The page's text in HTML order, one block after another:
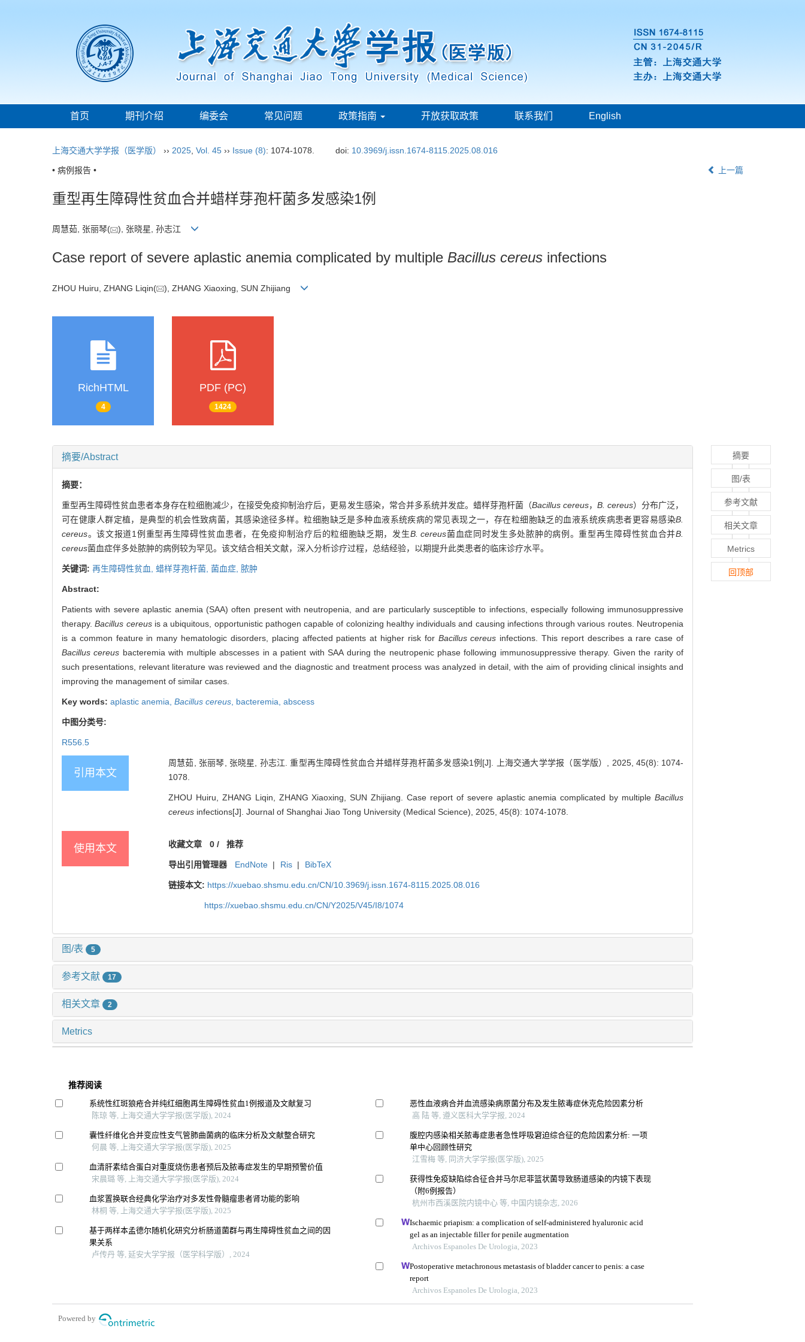
首页 期刊介绍 编委会 常见问题 政策指南 开放获取政策 联系我们 English
上海交通大学学报（医学版） ›› 2025 Vol. 45 ›› Issue (8): 1074-1078. doi: 10.3969/j.issn.1674-8115.2025.08.016
• 病例报告 • 上一篇
重型再生障碍性贫血合并蜡样芽孢杆菌多发感染1例
周慧茹, 张丽琴( ), 张晓星, 孙志江
Case report of severe aplastic anemia complicated by multiple Bacillus cereus infections
ZHOU Huiru, ZHANG Liqin( ), ZHANG Xiaoxing, SUN Zhijiang
RichHTML
4
PDF (PC)
1424
摘要/Abstract
摘要：
重型再生障碍性贫血患者本身存在粒细胞减少，在接受免疫抑制治疗后，更易发生感染，常合并多系统并发症。蜡样芽孢杆菌（Bacillus cereus， B. cereus）分布广泛，
可在健康人群定植，是典型的机会性致病菌，其感染途径多样。粒细胞缺乏是多种血液系统疾病的常见表现之一，存在粒细胞缺乏的血液系统疾病患者更容易感染B.
cereus。该文报道1例重型再生障碍性贫血患者，在免疫抑制治疗后的粒细胞缺乏期，发生B. cereus菌血症同时发生多处脓肿的病例。重型再生障碍性贫血合并B.
cereus菌血症伴多处脓肿的病例较为罕见。该文结合相关文献，深入分析诊疗过程，总结经验，以期提升此类患者的临床诊疗水平。
关键词: 再生障碍性贫血, 蜡样芽孢杆菌, 菌血症, 脓肿
Abstract:
Patients with severe aplastic anemia (SAA) often present with neutropenia, and are particularly susceptible to infections, especially following immunosuppressive
therapy.Bacillus cereusis a ubiquitous, opportunistic pathogen capable of colonizing healthy individuals and causing infections through various routes. Neutropenia
is a common feature in many hematologic disorders, placing affected patients at higher risk for Bacillus cereus infections. This report describes a rare case of
Bacillus cereus bacteremia with multiple abscesses in a patient with SAA during the neutropenic phase following immunosuppressive therapy. Given the rarity of
such presentations, relevant literature was reviewed and the diagnostic and treatment process was analyzed in detail, with the aim of providing clinical insights and
improving the management of similar cases.
Key words: aplastic anemia, Bacillus cereus, bacteremia, abscess
中图分类号:
R556.5
引用本文
周慧茹, 张丽琴, 张晓星, 孙志江. 重型再生障碍性贫血合并蜡样芽孢杆菌多发感染1例[J]. 上海交通大学学报（医学版）, 2025, 45(8): 1074-
1078.
ZHOU Huiru, ZHANG Liqin, ZHANG Xiaoxing, SUN Zhijiang. Case report of severe aplastic anemia complicated by multiple Bacillus
cereus infections[J]. Journal of Shanghai Jiao Tong University (Medical Science), 2025, 45(8): 1074-1078.
使用本文 收藏文章 0/ 推荐
导出引用管理器 EndNote | Ris | BibTeX
链接本文: https://xuebao.shsmu.edu.cn/CN/10.3969/j.issn.1674-8115.2025.08.016
https://xuebao.shsmu.edu.cn/CN/Y2025/V45/I8/1074
图/表 5
参考文献 17
相关文章 2
Metrics
推荐阅读
系统性红斑狼疮合并纯红细胞再生障碍性贫血1例报道及文献复习
陈琼 等, 上海交通大学学报(医学版), 2024
囊性纤维化合并变应性支气管肺曲菌病的临床分析及文献整合研究
何晨 等, 上海交通大学学报(医学版), 2025
血清肝素结合蛋白对重度烧伤患者预后及脓毒症发生的早期预警价值
宋晨璐 等, 上海交通大学学报(医学版), 2024
血浆置换联合经典化学治疗对多发性骨髓瘤患者肾功能的影响
林桐 等, 上海交通大学学报(医学版), 2025
基于两样本孟德尔随机化研究分析肠道菌群与再生障碍性贫血之间的因
果关系
卢传丹 等, 延安大学学报（医学科学版）, 2024
恶性血液病合并血流感染病原菌分布及发生脓毒症休克危险因素分析
高 陆 等, 遵义医科大学学报, 2024
腹腔内感染相关脓毒症患者急性呼吸窘迫综合征的危险因素分析: 一项
单中心回顾性研究
江雪梅 等, 同济大学学报(医学版), 2025
获得性免疫缺陷综合征合并马尔尼菲篮状菌导致肠道感染的内镜下表现
（附6例报告）
杭州市西溪医院内镜中心 等, 中国内镜杂志, 2026
Ischaemic priapism: a complication of self-administered hyaluronic acid
gel as an injectable filler for penile augmentation
Archivos Espanoles De Urologia, 2023
Postoperative metachronous metastasis of bladder cancer to penis: a case
report
Archivos Espanoles De Urologia, 2023
Powered by
摘要
图/表
参考文献
相关文章
Metrics
回顶部